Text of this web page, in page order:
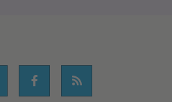
risico's bij